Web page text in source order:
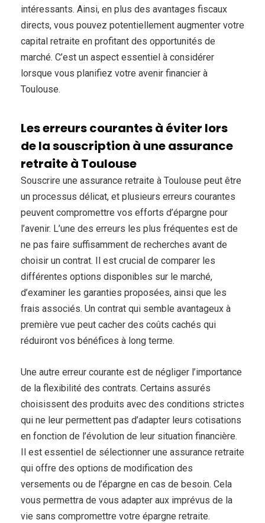
intéressants. Ainsi, en plus des avantages fiscaux
directs, vous pouvez potentiellement augmenter votre
capital retraite en profitant des opportunités de
marché. C’est un aspect essentiel à considérer
lorsque vous planifiez votre avenir financier à
Toulouse.
Les erreurs courantes à éviter lors
de la souscription à une assurance
retraite à Toulouse
Souscrire une assurance retraite à Toulouse peut être
un processus délicat, et plusieurs erreurs courantes
peuvent compromettre vos efforts d’épargne pour
l’avenir. L’une des erreurs les plus fréquentes est de
ne pas faire suffisamment de recherches avant de
choisir un contrat. Il est crucial de comparer les
différentes options disponibles sur le marché,
d’examiner les garanties proposées, ainsi que les
frais associés. Un contrat qui semble avantageux à
première vue peut cacher des coûts cachés qui
réduiront vos bénéfices à long terme.
Une autre erreur courante est de négliger l’importance
de la flexibilité des contrats. Certains assurés
choisissent des produits avec des conditions strictes
qui ne leur permettent pas d’adapter leurs cotisations
en fonction de l’évolution de leur situation financière.
Il est essentiel de sélectionner une assurance retraite
qui offre des options de modification des
versements ou de l’épargne en cas de besoin. Cela
vous permettra de vous adapter aux imprévus de la
vie sans compromettre votre épargne retraite.